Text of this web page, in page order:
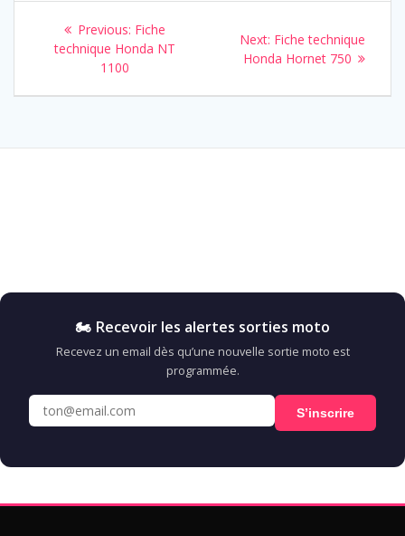
Navigation
l’article
Previous: Previous
post:
Fiche
technique Honda NT
1100
Next: Next
post:
Fiche technique
Honda Hornet 750
🏍️ Recevoir les alertes sorties moto
Recevez un email dès qu’une nouvelle sortie moto est
programmée.
S’inscrire